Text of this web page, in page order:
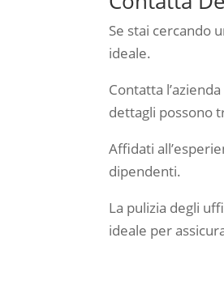
Se stai cercando
ideale.
Contatta
dettagli possono
Affidati
dipendenti.
La pulizia degli
ideale per